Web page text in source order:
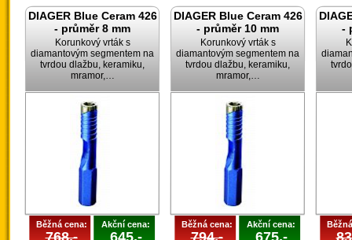
DIAGER Blue Ceram 426
- průměr 8 mm
Korunkový vrták s
diamantovým segmentem na
tvrdou dlažbu, keramiku,
mramor,…
Běžná cena:
768,-
Akční cena:
645,-
DIAGER Blue Ceram 426
- průměr 10 mm
Korunkový vrták s
diamantovým segmentem na
tvrdou dlažbu, keramiku,
mramor,…
Běžná cena:
794,-
Akční cena:
675,-
-